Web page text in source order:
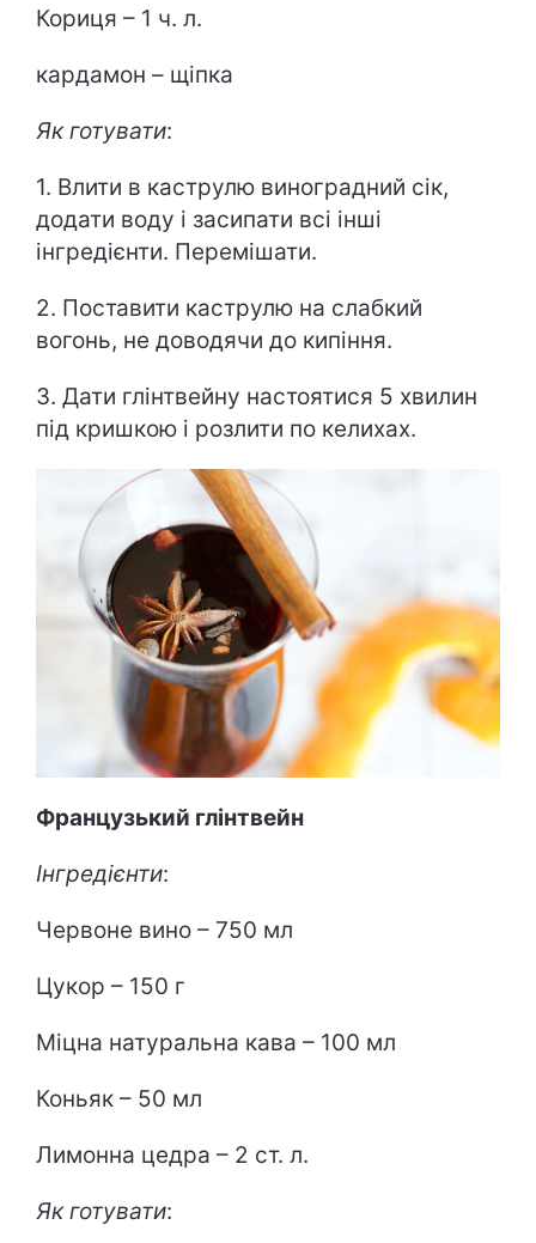
Кориця – 1 ч. л.
кардамон – щіпка
Як готувати:
1. Влити в каструлю виноградний сік,
додати воду і засипати всі інші
інгредієнти. Перемішати.
2. Поставити каструлю на слабкий
вогонь, не доводячи до кипіння.
3. Дати глінтвейну настоятися 5 хвилин
під кришкою і розлити по келихах.
Французький глінтвейн
Інгредієнти:
Червоне вино – 750 мл
Цукор – 150 г
Міцна натуральна кава – 100 мл
Коньяк – 50 мл
Лимонна цедра – 2 ст. л.
Як готувати: